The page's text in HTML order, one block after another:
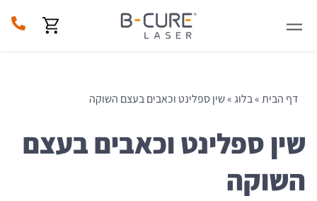
דף הבית»בלוג»שין ספלינט וכאבים בעצם השוקה
שין ספלינט וכאבים בעצם
השוקה